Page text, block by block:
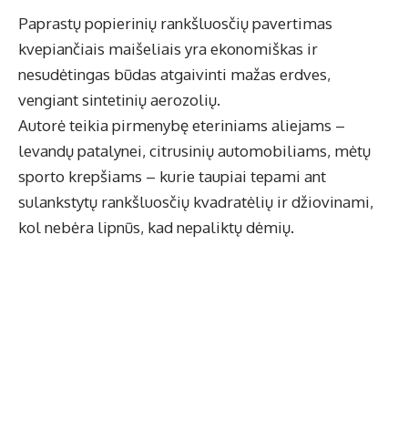
Paprastų popierinių rankšluosčių pavertimas
kvepiančiais maišeliais yra ekonomiškas ir
nesudėtingas būdas atgaivinti mažas erdves,
vengiant sintetinių aerozolių.
Autorė teikia pirmenybę eteriniams aliejams –
levandų patalynei, citrusinių automobiliams, mėtų
sporto krepšiams – kurie taupiai tepami ant
sulankstytų rankšluosčių kvadratėlių ir džiovinami,
kol nebėra lipnūs, kad nepaliktų dėmių.